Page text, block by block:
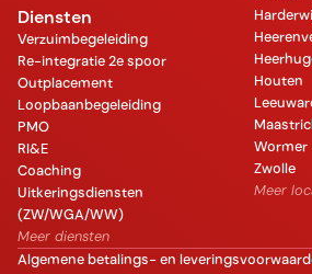
Diensten
Verzuimbegeleiding
Re-integratie 2e spoor
Outplacement
Loopbaanbegeleiding
PMO
RI&E
Coaching
Uitkeringsdiensten
(ZW/WGA/WW)
Meer diensten
Houten
Wormer
Zwolle
Meer
Algemene betalings- en